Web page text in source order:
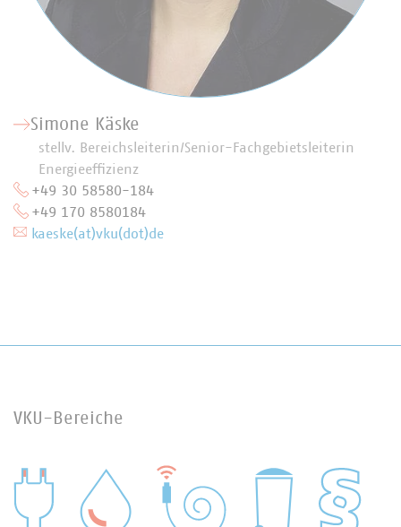
Simone Käske
stellv. Bereichsleiterin/Senior-Fachgebietsleiterin
Energieeffizienz
+49 30 58580-184
+49 170 8580184
kaeske(at)vku(dot)de
VKU-Bereiche